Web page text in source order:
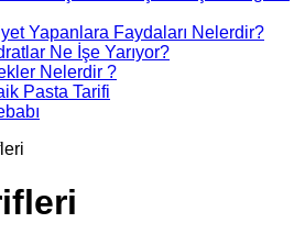
Yapanlara Faydaları Nelerdir?
Ne İşe Yarıyor?
Nelerdir ?
Pasta Tarifi